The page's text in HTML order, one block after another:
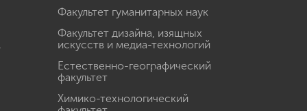
Факультет гуманитарных наук
Факультет дизайна, изящных
искусств и медиа-технологий
Естественно-географический
факультет
Химико-технологический